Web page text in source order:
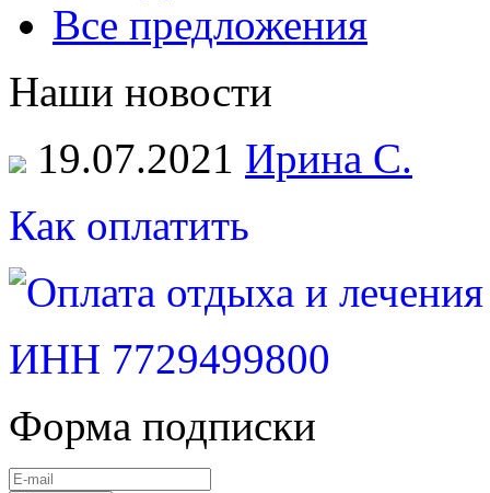
Все предложения
Наши новости
19.07.2021 Ирина С.
Как оплатить
ИНН 7729499800
Форма подписки